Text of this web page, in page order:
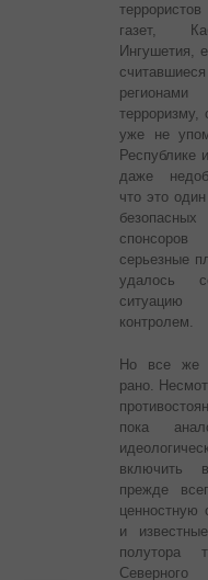
газет,
Ингушетия,
терроризму,
уже не
Республике
даже
что это
серьезные
удалось
контролем.
Но все же
рано.
пока
включить
прежде
ценностную
и
полутора